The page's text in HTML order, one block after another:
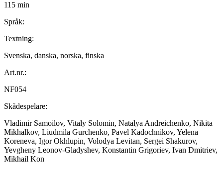
115 min
Språk:
Textning:
Svenska, danska, norska, finska
Art.nr.:
NF054
Skådespelare:
Vladimir Samoilov, Vitaly Solomin, Natalya Andreichenko, Nikita
Mikhalkov, Liudmila Gurchenko, Pavel Kadochnikov, Yelena
Koreneva, Igor Okhlupin, Volodya Levitan, Sergei Shakurov,
Yevgheny Leonov-Gladyshev, Konstantin Grigoriev, Ivan Dmitriev,
Mikhail Kon